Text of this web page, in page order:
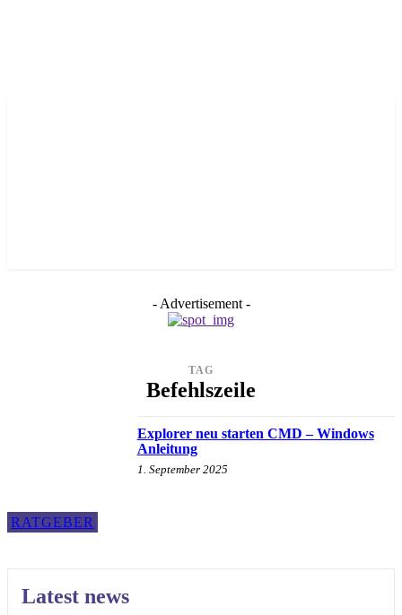
- Advertisement -
TAG
Befehlszeile
RATGEBER
Explorer neu starten CMD – Windows
Anleitung
1. September 2025
Latest news